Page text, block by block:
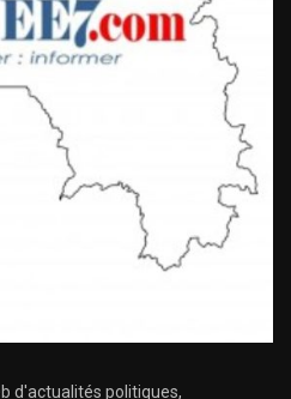
d'actualités politiques,